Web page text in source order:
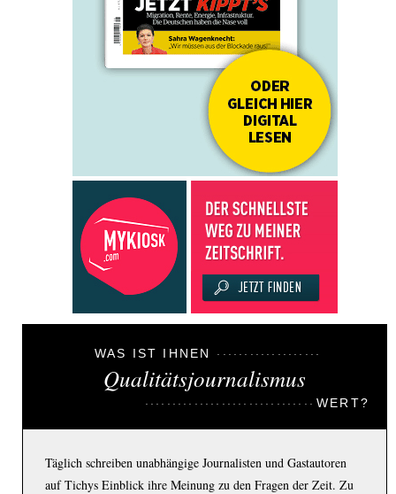
WAS IST IHNEN
Qualitätsjournalismus
WERT?
Täglich schreiben unabhängige Journalisten und Gastautoren
auf Tichys Einblick ihre Meinung zu den Fragen der Zeit. Zu